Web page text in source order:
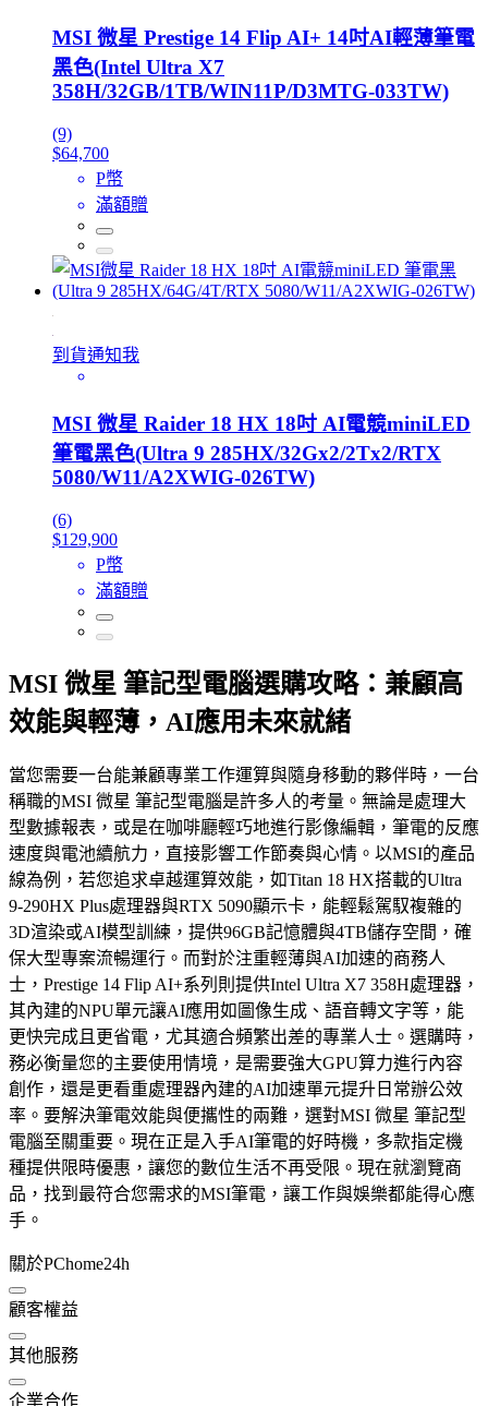
MSI 微星 Prestige 14 Flip AI+ 14吋AI輕薄筆電
黑色(Intel Ultra X7
358H/32GB/1TB/WIN11P/D3MTG-033TW)
(9)
$64,700
P幣
滿額贈
到貨通知我
MSI 微星 Raider 18 HX 18吋 AI電競miniLED
筆電黑色(Ultra 9 285HX/32Gx2/2Tx2/RTX
5080/W11/A2XWIG-026TW)
(6)
$129,900
P幣
滿額贈
MSI 微星 筆記型電腦選購攻略：兼顧高
效能與輕薄，AI應用未來就緒
當您需要一台能兼顧專業工作運算與隨身移動的夥伴時，一台
稱職的MSI 微星 筆記型電腦是許多人的考量。無論是處理大
型數據報表，或是在咖啡廳輕巧地進行影像編輯，筆電的反應
速度與電池續航力，直接影響工作節奏與心情。以MSI的產品
線為例，若您追求卓越運算效能，如Titan 18 HX搭載的Ultra
9-290HX Plus處理器與RTX 5090顯示卡，能輕鬆駕馭複雜的
3D渲染或AI模型訓練，提供96GB記憶體與4TB儲存空間，確
保大型專案流暢運行。而對於注重輕薄與AI加速的商務人
士，Prestige 14 Flip AI+系列則提供Intel Ultra X7 358H處理器，
其內建的NPU單元讓AI應用如圖像生成、語音轉文字等，能
更快完成且更省電，尤其適合頻繁出差的專業人士。選購時，
務必衡量您的主要使用情境，是需要強大GPU算力進行內容
創作，還是更看重處理器內建的AI加速單元提升日常辦公效
率。要解決筆電效能與便攜性的兩難，選對MSI 微星 筆記型
電腦至關重要。現在正是入手AI筆電的好時機，多款指定機
種提供限時優惠，讓您的數位生活不再受限。現在就瀏覽商
品，找到最符合您需求的MSI筆電，讓工作與娛樂都能得心應
手。
關於PChome24h
顧客權益
其他服務
企業合作